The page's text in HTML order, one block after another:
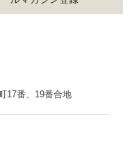
17番、19番合地